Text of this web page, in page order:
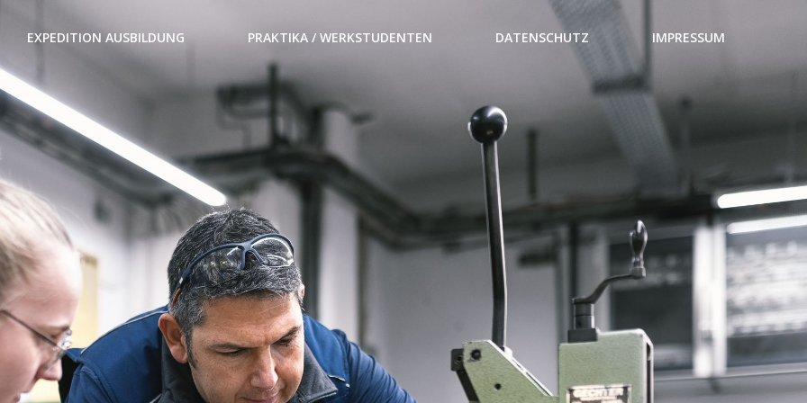
EXPEDITION AUSBILDUNG PRAKTIKA / WERKSTUDENTEN DATENSCHUTZ IMPRESSUM